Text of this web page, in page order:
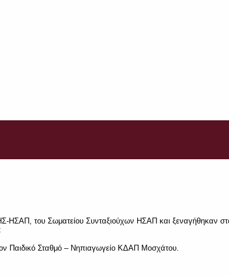
ΗΣΑΠ, του Σωματείου Συνταξιούχων ΗΣΑΠ και ξεναγήθηκαν
Παιδικό Σταθμό – Νηπιαγωγείο ΚΔΑΠ Μοσχάτου.